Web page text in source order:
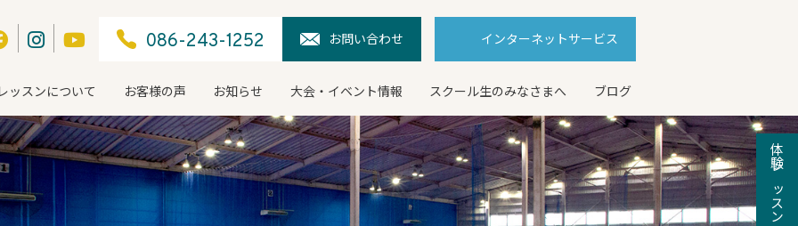
086-243-1252 お問い合わせ インターネットサービス
ッスンについて お客様の声 お知らせ 大会・イベント情報 スクール生のみなさまへ ブログ
体験レッスン